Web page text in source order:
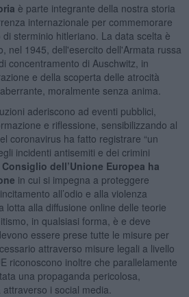
è parte integrante della nostra storia
internazionale per commemorare
sterminio hitleriano. La data scelta è
nel 1945, dell'esercito dell'Armata russa
concentramento di Auschwitz, in
e della scoperta delle atrocità
moralmente senza anima.
aderiscono ad eventi pubblici,
e riflessione, sensibilizzando al
coronavirus ha fatto registrare “un
incidenti antisemiti e dei crimini
dell’Unione Europea ha
in cui si impegna a proteggere
all’odio e alla violenza
lotta alla diffusione online delle teorie
in qualsiasi forma, è e deve
essere prese tutte le misure per
attraverso misure legali a livello
riconoscono inoltre che parallelamente
una propaganda pericolosa,
i social media.